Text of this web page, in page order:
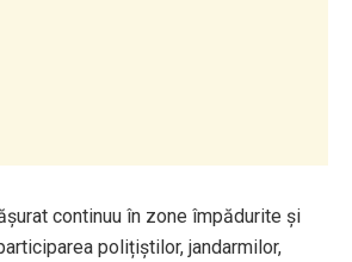
continuu în zone împădurite și
polițiștilor, jandarmilor,